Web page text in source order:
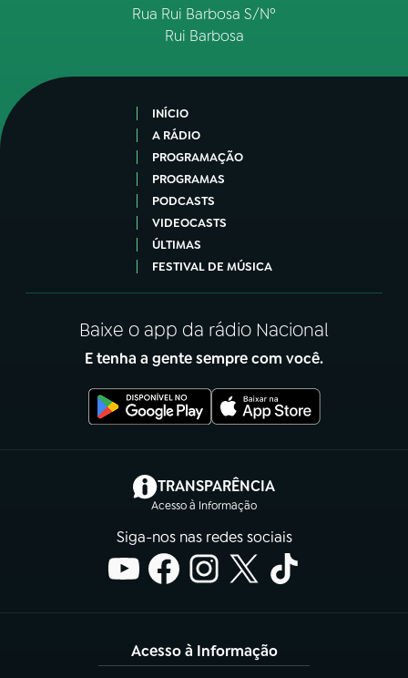
Rua Rui Barbosa S/Nº
Rui Barbosa
INÍCIO
A RÁDIO
PROGRAMAÇÃO
PROGRAMAS
PODCASTS
VIDEOCASTS
ÚLTIMAS
FESTIVAL DE MÚSICA
Baixe o app da rádio Nacional
E tenha a gente sempre com você.
TRANSPARÊNCIA
Acesso à Informação
(abre em nova aba)
Siga-nos nas redes sociais
Acesso à Informação